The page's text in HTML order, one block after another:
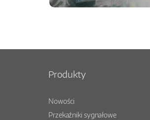
Produkty
Nowości
Przekaźniki sygnałowe